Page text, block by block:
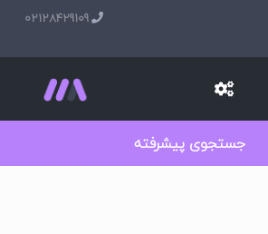
02128429109
جستجوی پیشرفته